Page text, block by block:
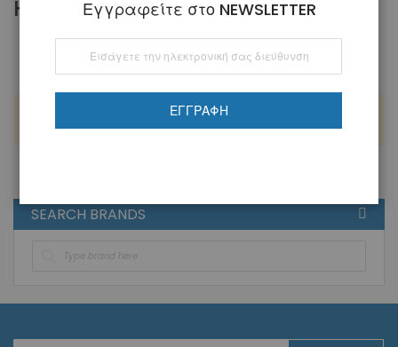
HEAVY DUTY HARD WIRE CUTTER
Δεν μπορούμε να βρούμε προϊόντα που να ταιριάζουν
στην επιλογή.
SEARCH BRANDS
Εγγραφείτε στο NEWSLETTER
Εγγραφή
στο
Ενημερωτικό
ΕΓΓΡΑΦΉ